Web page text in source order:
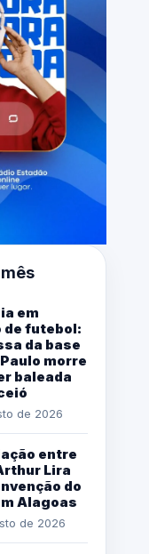
em
de futebol:
da base
morre
baleada
de 2026
entre
Lira
do
Alagoas
de 2026